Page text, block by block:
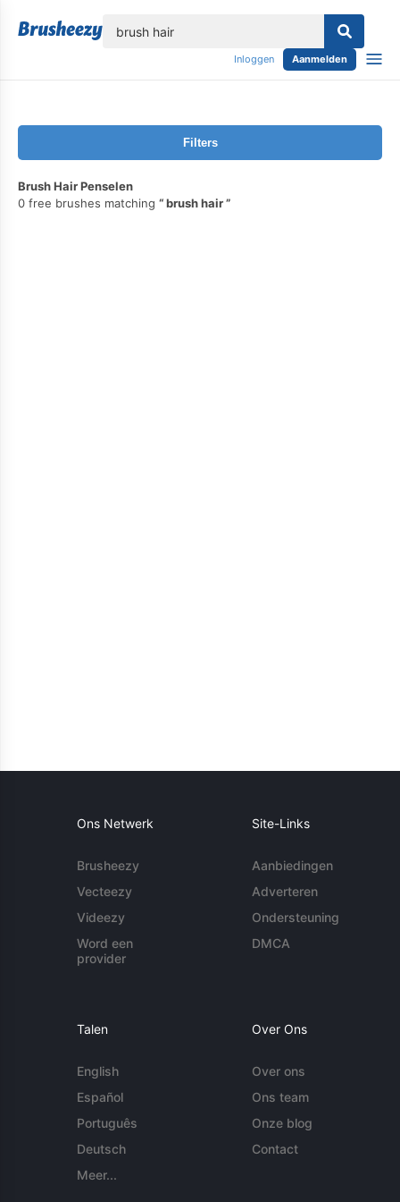
Inloggen Aanmelden
Filters
Brush Hair Penselen
0 free brushes matching
brush hair
Ons Netwerk
Brusheezy
Vecteezy
Videezy
Word een
provider
Site-Links
Aanbiedingen
Adverteren
Ondersteuning
DMCA
Talen
English
Español
Português
Deutsch
Meer...
Over Ons
Over ons
Ons team
Onze blog
Contact